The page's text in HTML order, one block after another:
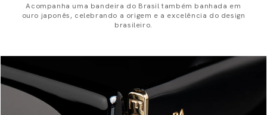
Acompanha uma bandeira do Brasil também banhada em
ouro japonês, celebrando a origem e a excelência do design
brasileiro.